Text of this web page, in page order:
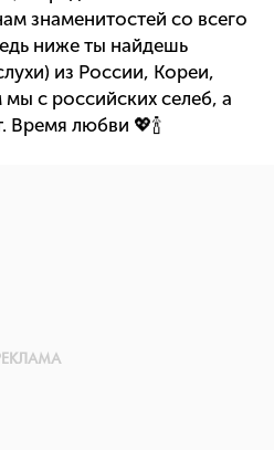
знаменитостей со всего
ниже ты найдешь
из России, Кореи,
с российских селеб, а
Время любви 💖🍾